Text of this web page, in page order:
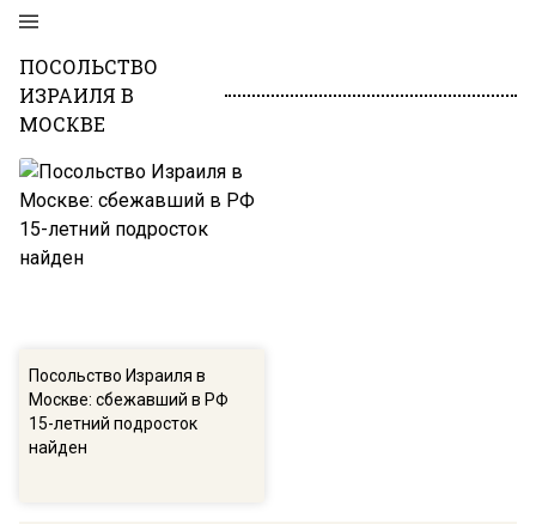
ПОСОЛЬСТВО
ИЗРАИЛЯ В
МОСКВЕ
Посольство Израиля в
Москве: сбежавший в РФ
15-летний подросток
найден